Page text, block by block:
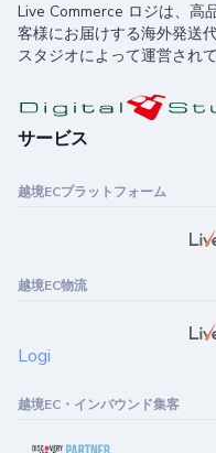
Live Commerce ロジは、高
客様にお届けする海外発送
スタジオによって運営されて
サービス
越境ECプラットフォーム
越境EC物流
Logi
越境EC・インバウンド集客